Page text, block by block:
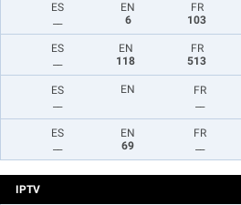
FR
103
EN
6
ES
FR
513
EN
118
ES
FR
EN
ES
FR
EN
69
ES
IPTV